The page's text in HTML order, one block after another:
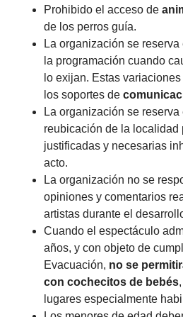
Prohibido el acceso de
de los perros guía.
La organización se reserva
la programación cuando
lo exijan. Estas
los soportes de
La organización se reserva
reubicación de la localidad
justificadas y necesarias
acto.
La organización no se
opiniones y comentarios
artistas durante el
Cuando el espectáculo
años, y con objeto de
Evacuación, no se
con cochecitos de bebés
lugares especialmente